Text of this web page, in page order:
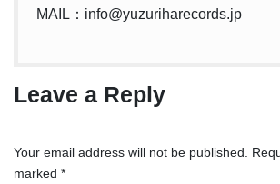
MAIL：info@yuzuriharecords.jp
Leave a Reply
Your email address will not be published.
marked *